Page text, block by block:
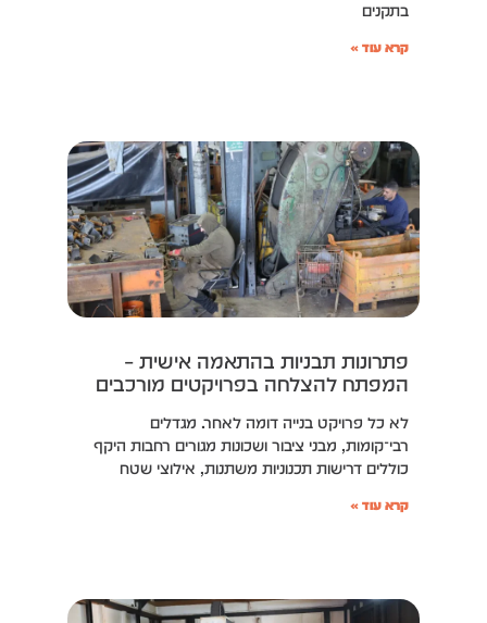
בתקנים
קרא עוד »
פתרונות תבניות בהתאמה אישית –
המפתח להצלחה בפרויקטים מורכבים
לא כל פרויקט בנייה דומה לאחר. מגדלים
רבי־קומות, מבני ציבור ושכונות מגורים רחבות היקף
כוללים דרישות תכנוניות משתנות, אילוצי שטח
קרא עוד »